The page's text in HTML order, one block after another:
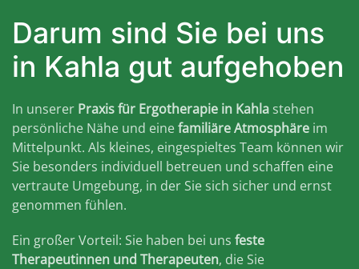
Darum sind Sie bei uns
in Kahla gut aufgehoben
In unserer Praxis für Ergotherapie in Kahla stehen
persönliche Nähe und einefamiliäre Atmosphäre im
Mittelpunkt. Als kleines, eingespieltes Team können wir
Sie besonders individuell betreuen und schaffen eine
vertraute Umgebung, in der Sie sich sicher und ernst
genommen fühlen.
Ein großer Vorteil: Sie haben bei uns feste
Therapeutinnen und Therapeuten, die Sie